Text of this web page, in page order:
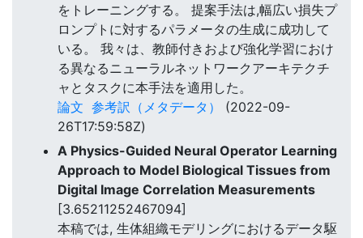
をトレーニングする。 提案手法は,幅広い損失プ
ロンプトに対するパラメータの生成に成功して
いる。 我々は、教師付きおよび強化学習におけ
る異なるニューラルネットワークアーキテクチ
ャとタスクに本手法を適用した。
論文 参考訳（メタデータ）
(2022-09-
26T17:59:58Z)
A Physics-Guided Neural Operator Learning
Approach to Model Biological Tissues from
Digital Image Correlation Measurements
[3.65211252467094]
本稿では, 生体組織モデリングにおけるデータ駆